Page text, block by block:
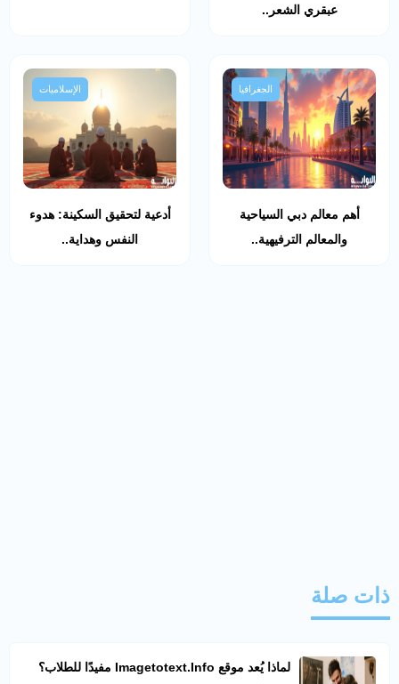
عبقري الشعر..
الجغرافيا
أهم معالم دبي السياحية
والمعالم الترفيهية..
الإسلاميات
أدعية لتحقيق السكينة: هدوء
النفس وهداية..
ذات صلة
لماذا يُعد موقع Imagetotext.info مفيدًا للطلاب؟